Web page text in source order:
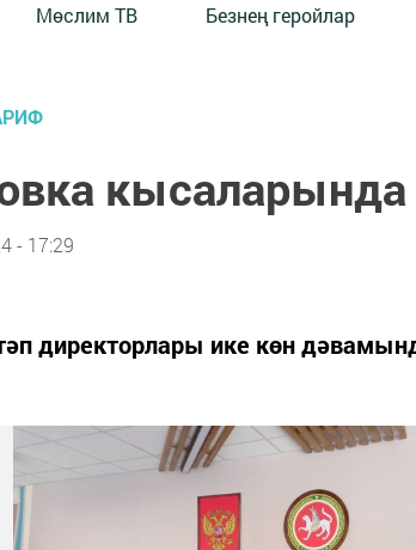
Мөслим ТВ Безнең геройлар
кысаларында
- 17:29
директорлары ике көн